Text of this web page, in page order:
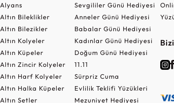
Alyans
Altın Bileklikler
Altın Bilezikler
Altın Kolyeler
Altın Küpeler
Altın Zincir Kolyeler
Altın Harf Kolyeler
Altın Halka Küpeler
Altın Setler
Sevgililer Günü Hediyesi
Anneler Günü Hediyesi
Babalar Günü Hediyesi
Kadınlar Günü Hediyesi
Doğum Günü Hediyesi
11.11
Sürpriz Cuma
Evlilik Teklifi Yüzükleri
Mezuniyet Hediyesi